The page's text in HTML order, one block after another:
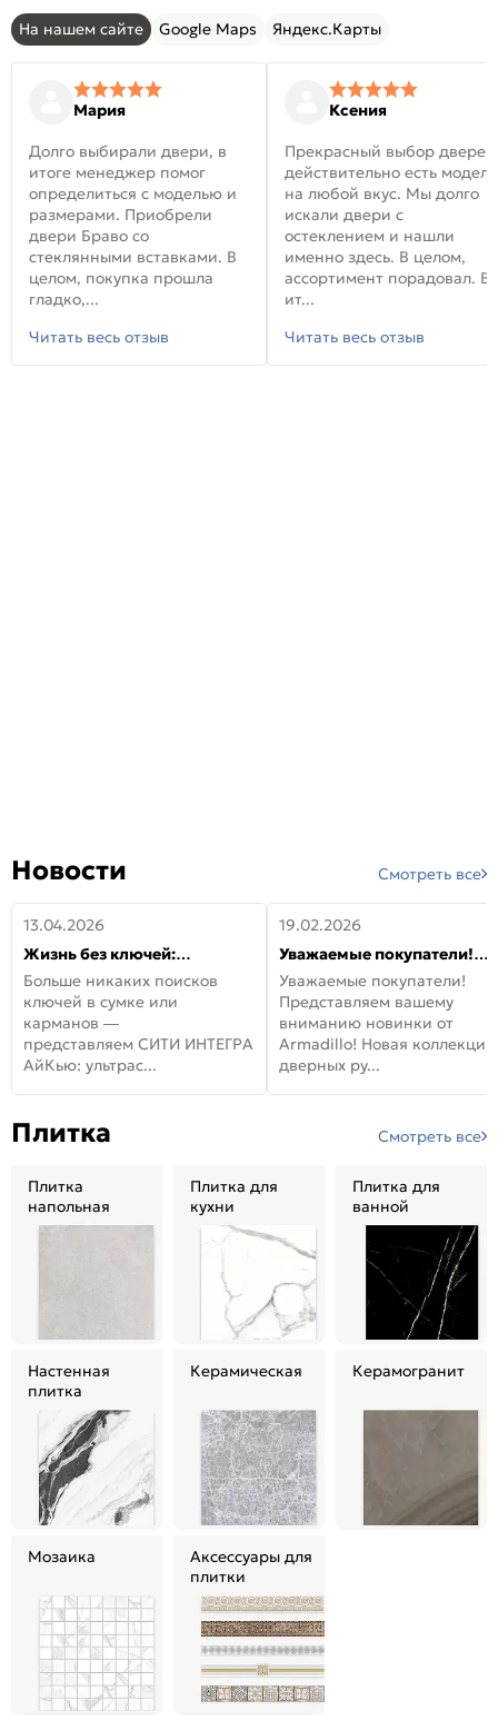
На нашем сайте Google Maps Яндекс.Карты
Мария
Долго выбирали двери, в
итоге менеджер помог
определиться с моделью и
размерами. Приобрели
двери Браво со
стеклянными вставками. В
целом, покупка прошла
гладко,...
Читать весь отзыв
Ксения
Прекрасный выбор
действительно есть модели
на любой вкус. Мы долго
искали двери с
остеклением и нашли
именно здесь. В целом,
ассортимент порадовал. В
ит...
Читать весь отзыв
Новости Смотреть все
13.04.2026
Жизнь без ключей:
встречайте новую дверь
СИТИ ИНТЕГРА АйКью!
Больше никаких поисков
ключей в сумке или
карманов —
представляем СИТИ ИНТЕГРА
АйКью: ультрас...
19.02.2026
Уважаемые покупатели!
Представляем вашему
вниманию новинки от
Armadillo!
Уважаемые покупатели!
Представляем вашему
вниманию новинки от
Armadillo! Новая коллекция
дверных ру...
Плитка Смотреть все
Плитка
напольная
Плитка для
кухни
Плитка для
ванной
Настенная
плитка
Керамическая Керамогранит
Мозаика
Аксессуары для
плитки